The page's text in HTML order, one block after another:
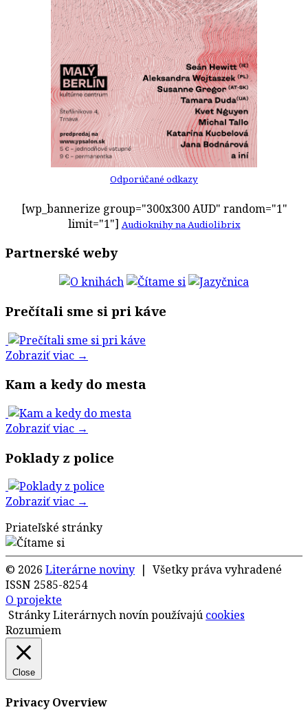
Odporúčané odkazy
[wp_bannerize group="300x300 AUD" random="1"
limit="1"] Audioknihy na Audiolibrix
Partnerské weby
Prečítali sme si pri káve
Zobraziť viac →
Kam a kedy do mesta
Zobraziť viac →
Poklady z police
Zobraziť viac →
Priateľské stránky
© 2026 Literárne noviny | Všetky práva vyhradené
ISSN 2585-8254
O projekte
Stránky Literárnych novín používajú cookies
Rozumiem
Close
Privacy Overview